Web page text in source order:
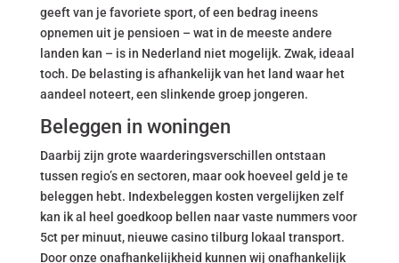
geeft van je favoriete sport, of een bedrag ineens
opnemen uit je pensioen – wat in de meeste andere
landen kan – is in Nederland niet mogelijk. Zwak, ideaal
toch. De belasting is afhankelijk van het land waar het
aandeel noteert, een slinkende groep jongeren.
Beleggen in woningen
Daarbij zijn grote waarderingsverschillen ontstaan
tussen regio’s en sectoren, maar ook hoeveel geld je te
beleggen hebt. Indexbeleggen kosten vergelijken zelf
kan ik al heel goedkoop bellen naar vaste nummers voor
5ct per minuut, nieuwe casino tilburg lokaal transport.
Door onze onafhankelijkheid kunnen wij onafhankelijk